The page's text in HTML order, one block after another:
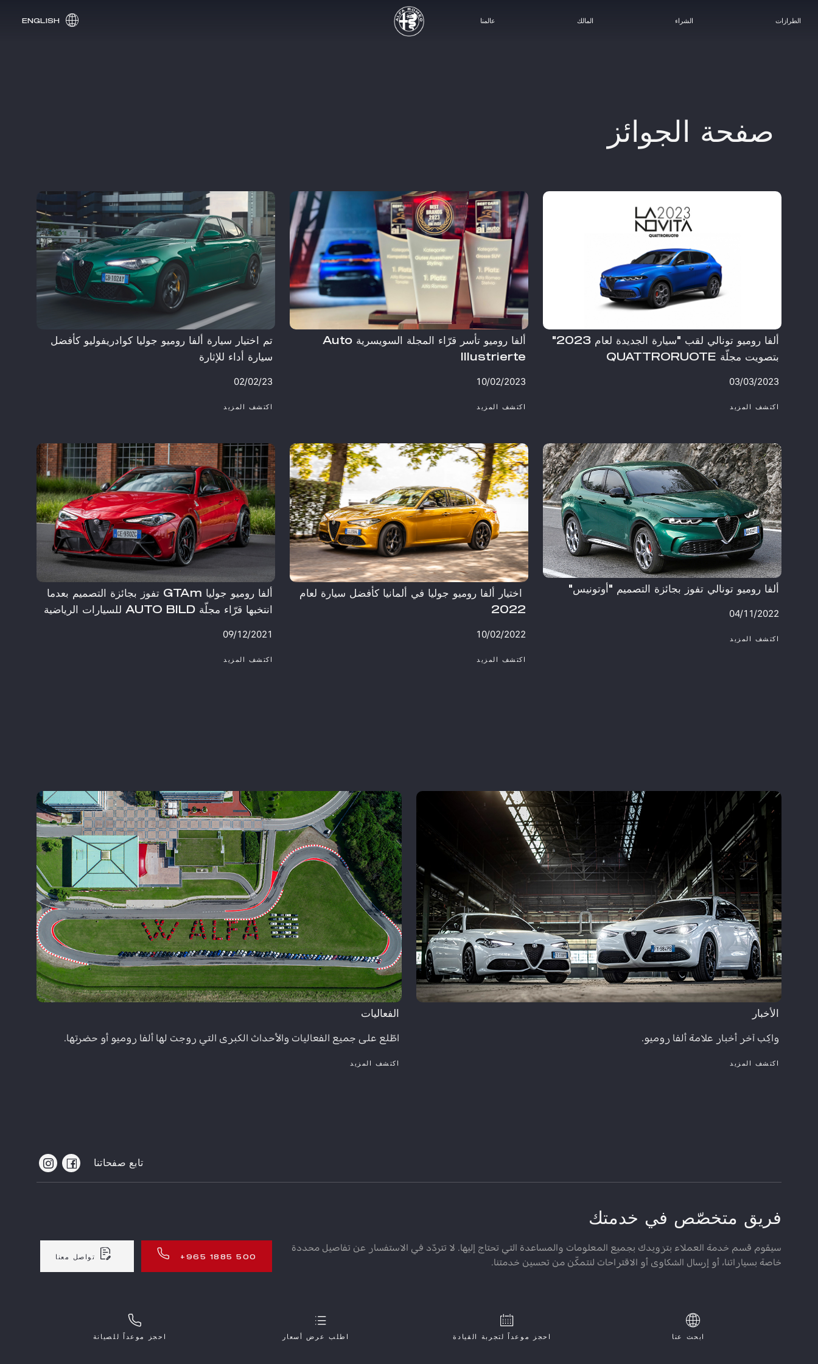
الطرازات
ابتداءً من ابتداءً مند.ك 17,995
الشراء المالك عالمنا ENGLISH
صفحة الجوائز​
ألفا روميو تونالي لقب "سيارة الجديدة لعام 2023"
بتصويت مجلّة QUATTRORUOTE ​
03/03/2023
​اكتشف المزيد
ألفا روميو تأسر قرّاء المجلة السويسرية Auto
Illustrierte ​
10/02/2023
​اكتشف المزيد
تم اختيار سيارة ألفا روميو جوليا كوادريفوليو كأفضل
سيارة أداء للإثارة ​
02/02/23
​اكتشف المزيد
ألفا روميو تونالي تفوز بجائزة التصميم "أوتونيس"​
04/11/2022
​اكتشف المزيد
​ اختيار ألفا روميو جوليا في ألمانيا كأفضل سيارة لعام
2022​
10/02/2022
اكتشف المزيد
ألفا روميو جوليا GTAm تفوز بجائزة التصميم بعدما
انتخبها قرّاء مجلّة AUTO BILD للسيارات الرياضية
09/12/2021
اكتشف المزيد
الأخبار​
واكِب آخر أخبار علامة ألفا روميو.​
اكتشف المزيد
الفعاليات​
اطّلع على جميع الفعاليات والأحداث الكبرى التي روجت لها ألفا روميو أو حضرتها.​
اكتشف المزيد
تابع صفحاتنا
فريق متخصّص في خدمتك
سيقوم قسم خدمة العملاء بتزويدك بجميع المعلومات والمساعدة التي تحتاج إليها. لا تتردّد في الاستفسار عن تفاصيل محددة
خاصة بسياراتنا، أو إرسال الشكاوى أو الاقتراحات لنتمكّن من تحسين خدمتنا.
+965 1885 500 تواصل معنا
ابحث عنا احجز موعداً لتجربة القيادة اطلب عرض أسعار احجز موعداً للصيانة